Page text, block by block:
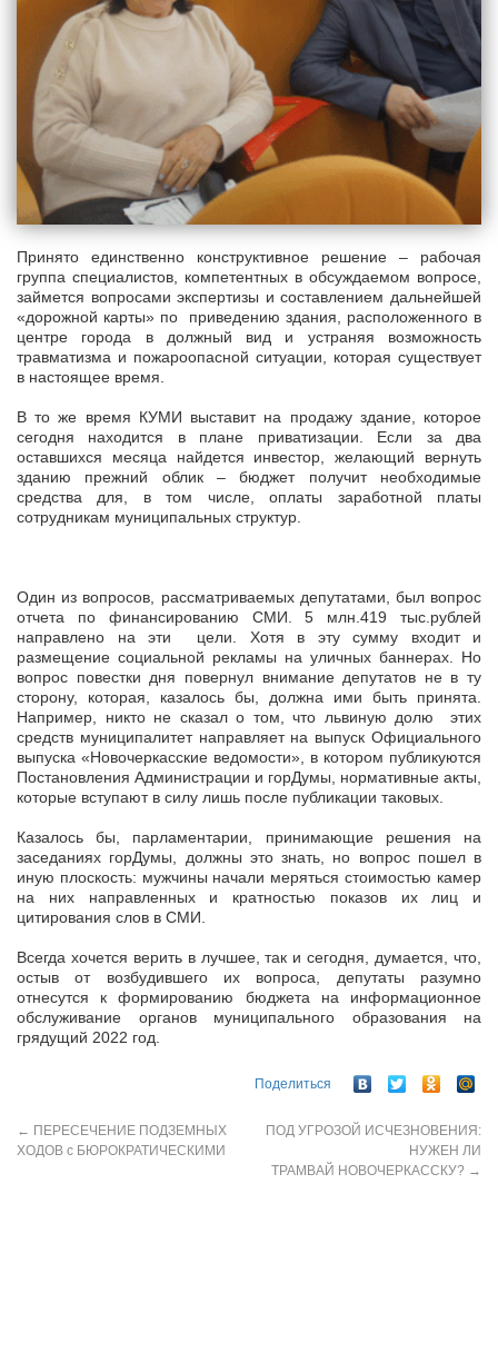
Принято единственно конструктивное решение – рабочая
группа специалистов, компетентных в обсуждаемом вопросе,
займется вопросами экспертизы и составлением дальнейшей
«дорожной карты» по приведению здания, расположенного в
центре города в должный вид и устраняя возможность
травматизма и пожароопасной ситуации, которая существует
в настоящее время.
В то же время КУМИ выставит на продажу здание, которое
сегодня находится в плане приватизации. Если за два
оставшихся месяца найдется инвестор, желающий вернуть
зданию прежний облик – бюджет получит необходимые
средства для, в том числе, оплаты заработной платы
сотрудникам муниципальных структур.
Один из вопросов, рассматриваемых депутатами, был вопрос
отчета по финансированию СМИ. 5 млн.419 тыс.рублей
направлено на эти цели. Хотя в эту сумму входит и
размещение социальной рекламы на уличных баннерах. Но
вопрос повестки дня повернул внимание депутатов не в ту
сторону, которая, казалось бы, должна ими быть принята.
Например, никто не сказал о том, что львиную долю этих
средств муниципалитет направляет на выпуск Официального
выпуска «Новочеркасские ведомости», в котором публикуются
Постановления Администрации и горДумы, нормативные акты,
которые вступают в силу лишь после публикации таковых.
Казалось бы, парламентарии, принимающие решения на
заседаниях горДумы, должны это знать, но вопрос пошел в
иную плоскость: мужчины начали меряться стоимостью камер
на них направленных и кратностью показов их лиц и
цитирования слов в СМИ.
Всегда хочется верить в лучшее, так и сегодня, думается, что,
остыв от возбудившего их вопроса, депутаты разумно
отнесутся к формированию бюджета на информационное
обслуживание органов муниципального образования на
грядущий 2022 год.
Поделиться
← ПЕРЕСЕЧЕНИЕ ПОДЗЕМНЫХ
ХОДОВ с БЮРОКРАТИЧЕСКИМИ
ПОД УГРОЗОЙ ИСЧЕЗНОВЕНИЯ:
НУЖЕН ЛИ
ТРАМВАЙ НОВОЧЕРКАССКУ? →